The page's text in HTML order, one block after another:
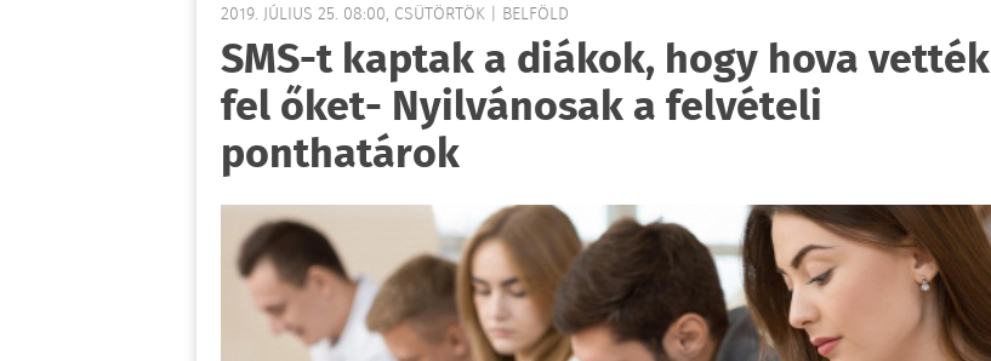
2019. JÚLIUS 25. 08:00, CSÜTÖRTÖK | BELFÖLD
SMS-t kaptak a diákok, hogy hova vették
fel őket- Nyilvánosak a felvételi
ponthatárok